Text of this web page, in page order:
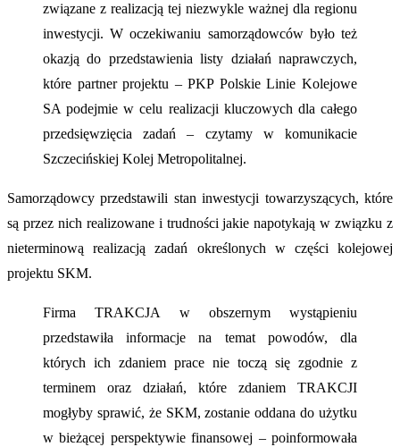
związane z realizacją tej niezwykle ważnej dla regionu
inwestycji. W oczekiwaniu samorządowców było też
okazją do przedstawienia listy działań naprawczych,
które partner projektu – PKP Polskie Linie Kolejowe
SA podejmie w celu realizacji kluczowych dla całego
przedsięwzięcia zadań – czytamy w komunikacie
Szczecińskiej Kolej Metropolitalnej.
Samorządowcy przedstawili stan inwestycji towarzyszących, które
są przez nich realizowane i trudności jakie napotykają w związku z
nieterminową realizacją zadań określonych w części kolejowej
projektu SKM.
Firma TRAKCJA w obszernym wystąpieniu
przedstawiła informacje na temat powodów, dla
których ich zdaniem prace nie toczą się zgodnie z
terminem oraz działań, które zdaniem TRAKCJI
mogłyby sprawić, że SKM, zostanie oddana do użytku
w bieżącej perspektywie finansowej – poinformowała